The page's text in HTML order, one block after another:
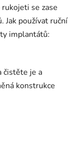
se zase
Jak používat ruční
implantátů:
čistěte je a
konstrukce